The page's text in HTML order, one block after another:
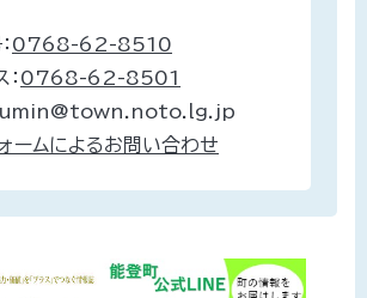
0768-62-8510
0768-62-8501
jumin@town.noto.lg.jp
ームによるお問い合わせ